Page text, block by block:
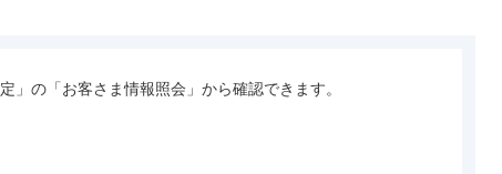
」の「お客さま情報照会」から確認できます。